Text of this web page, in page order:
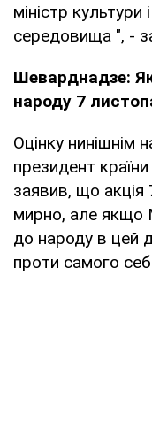
міністр
середовища ", -
Шеварднадзе:
народу 7
Оцінку нинішнім
президент
заявив, що
мирно, але якщо
до народу в цей
проти самого